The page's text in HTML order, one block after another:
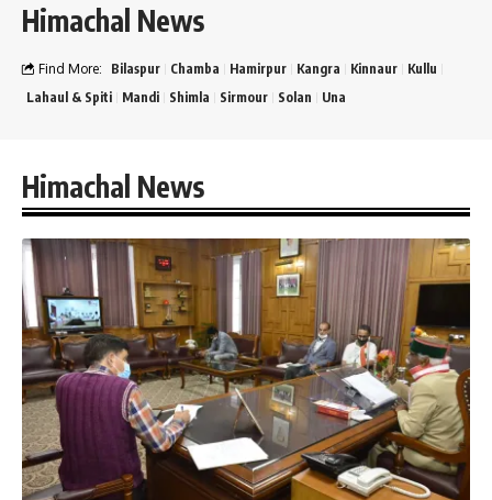
Himachal News
Find More: Bilaspur Chamba Hamirpur Kangra Kinnaur
Kullu
Lahaul & Spiti
Mandi Shimla Sirmour Solan Una
Himachal News